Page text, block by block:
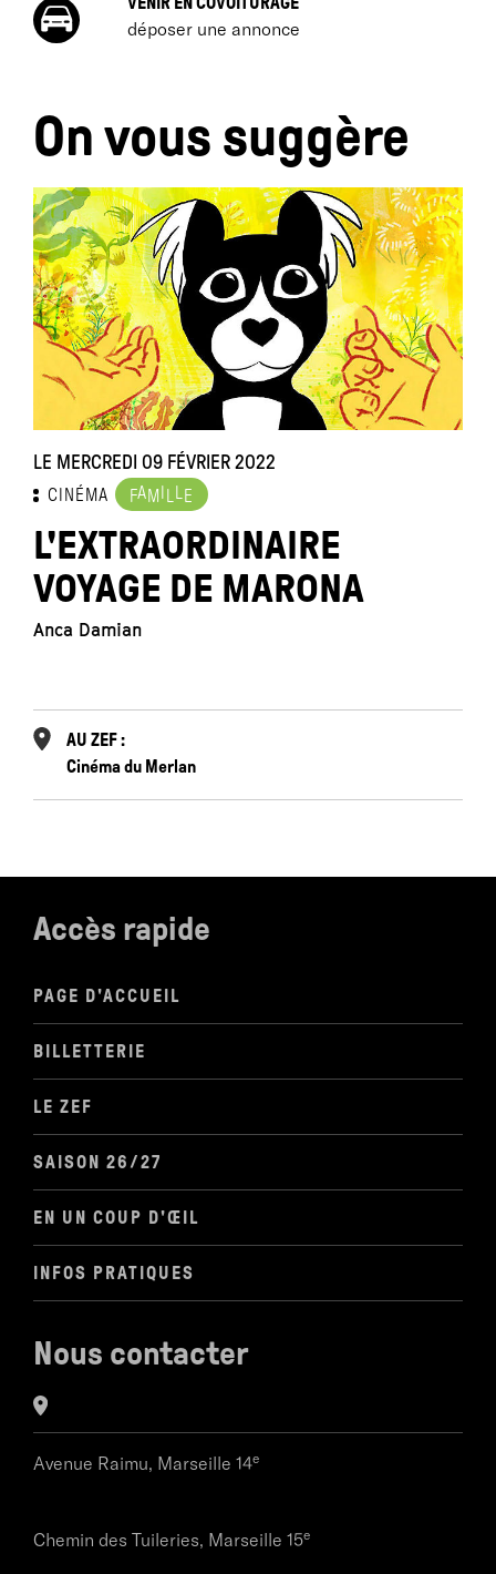
déposer une annonce
On vous suggère
LE MERCREDI 09 FÉVRIER 2022
CINÉMA FAM E
L'EXTRAORDINAIRE
VOYAGE DE MARONA
Anca Damian
AU ZEF :
Cinéma du Merlan
Accès rapide
PAGE D'ACCUEIL
BILLETTERIE
LE ZEF
SAISON 26/27
EN UN COUP D'ŒIL
INFOS PRATIQUES
Nous contacter
Avenue Raimu, Marseille 14e
Chemin des Tuileries, Marseille 15e